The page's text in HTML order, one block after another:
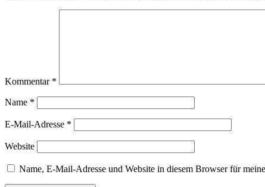
Kommentar *
Name *
E-Mail-Adresse *
Website
Name, E-Mail-Adresse und Website in diesem Browser für